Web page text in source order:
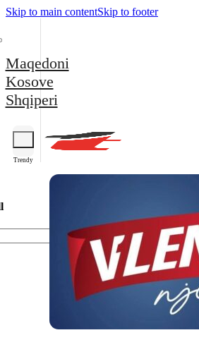
Skip to main contentSkip to footer
Maqedoni
Kosove
Shqiperi
Trendy